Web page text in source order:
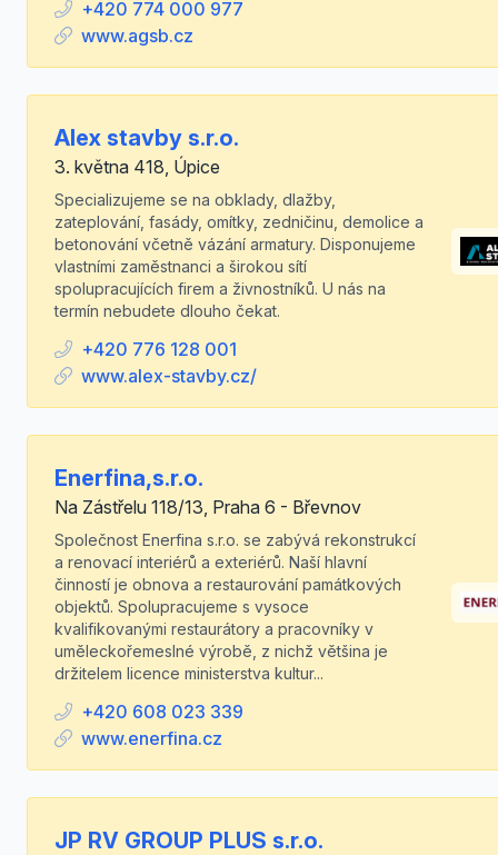
+420 774 000 977
www.agsb.cz
Alex stavby s.r.o.
3. května 418, Úpice
Specializujeme se na obklady, dlažby,
zateplování, fasády, omítky, zedničinu, demolice a
betonování včetně vázání armatury. Disponujeme
vlastními zaměstnanci a širokou sítí
spolupracujících firem a živnostníků. U nás na
termín nebudete dlouho čekat.
+420 776 128 001
www.alex-stavby.cz/
Enerfina,s.r.o.
Na Zástřelu 118/13, Praha 6 - Břevnov
Společnost Enerfina s.r.o. se zabývá rekonstrukcí
a renovací interiérů a exteriérů. Naší hlavní
činností je obnova a restaurování památkových
objektů. Spolupracujeme s vysoce
kvalifikovanými restaurátory a pracovníky v
uměleckořemeslné výrobě, z nichž většina je
držitelem licence ministerstva kultur...
+420 608 023 339
www.enerfina.cz
JP RV GROUP PLUS s.r.o.